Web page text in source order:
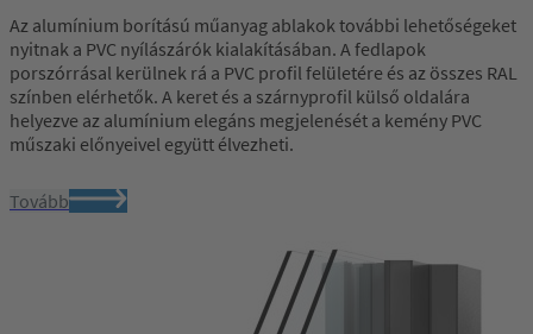
Az alumínium borítású műanyag ablakok további lehetőségeket
nyitnak a PVC nyílászárók kialakításában. A fedlapok
porszórrásal kerülnek rá a PVC profil felületére és az összes RAL
színben elérhetők. A keret és a szárnyprofil külső oldalára
helyezve az alumínium elegáns megjelenését a kemény PVC
műszaki előnyeivel együtt élvezheti.
Tovább